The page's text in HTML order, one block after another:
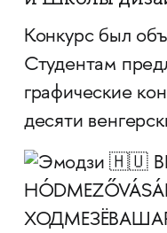
Конкурс был
Студентам
графические
десяти